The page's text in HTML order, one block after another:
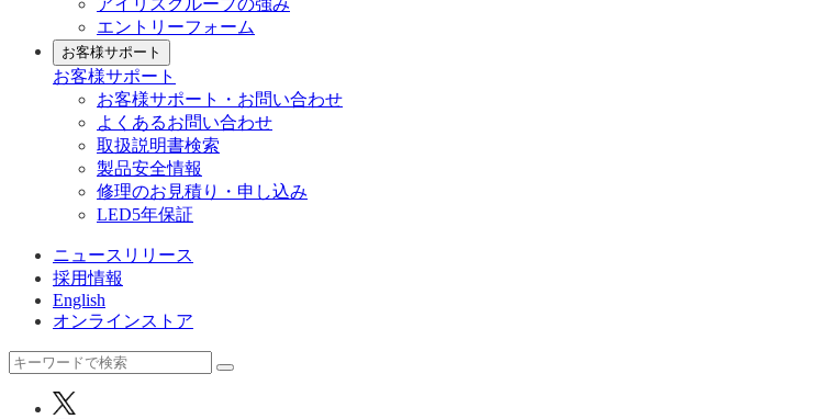
アイリスグループの強み
エントリーフォーム
お客様サポート
お客様サポート
お客様サポート・お問い合わせ
よくあるお問い合わせ
取扱説明書検索
製品安全情報
修理のお見積り・申し込み
LED5年保証
ニュースリリース
採用情報
English
オンラインストア